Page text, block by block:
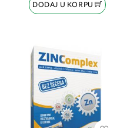
DODAJ U KORPU